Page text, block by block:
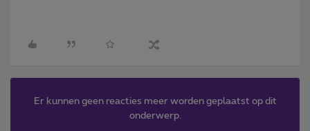
Er kunnen geen reacties meer worden geplaatst op dit
onderwerp.